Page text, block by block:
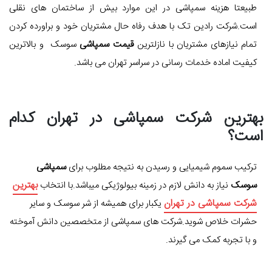
طبیعتا هزینه سمپاشی در این موارد بیش از ساختمان های نقلی
است.شرکت رادین تک با هدف رفاه حال مشتریان خود و براورده کردن
تمام نیازهای مشتریان با نازلترینقیمت سمپاشی سوسک و بالاترین
کیفیت اماده خدمات رسانی در سراسر تهران می باشد.
بهترین شرکت سمپاشی در تهران کدام
است؟
ترکیب سموم شیمیایی و رسیدن به نتیجه مطلوب برایسمپاشی
سوسک نیاز به دانش لازم در زمینه بیولوژیکی میباشد.با انتخاببهترین
شرکت سمپاشی در تهران یکبار برای همیشه از شر سوسک و سایر
حشرات خلاص شوید.شرکت های سمپاشی از متخصصین دانش آموخته
و با تجربه کمک می گیرند.